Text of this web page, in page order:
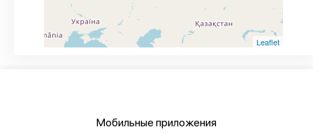
Leaflet
Мобильные приложения